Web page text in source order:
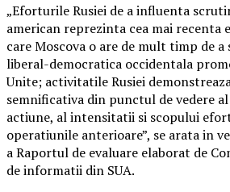
„Eforturile Rusiei de a influenta
american reprezinta cea mai recenta
care Moscova o are de mult timp de a
liberal-democratica occidentala
Unite; activitatile Rusiei
semnificativa din punctul de vedere
actiune, al intensitatii si scopului
operatiunile anterioare”, se arata in
a Raportul de evaluare elaborat de
de informatii din SUA.